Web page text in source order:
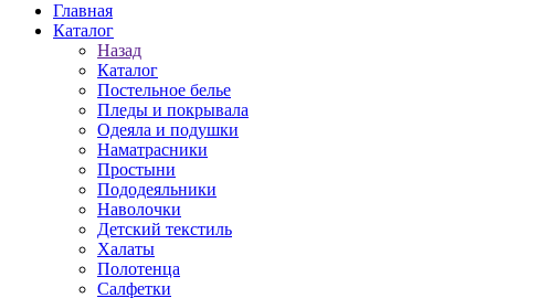
Главная
Каталог
Назад
Каталог
Постельное белье
Пледы и покрывала
Одеяла и подушки
Наматрасники
Простыни
Пододеяльники
Наволочки
Детский текстиль
Халаты
Полотенца
Салфетки